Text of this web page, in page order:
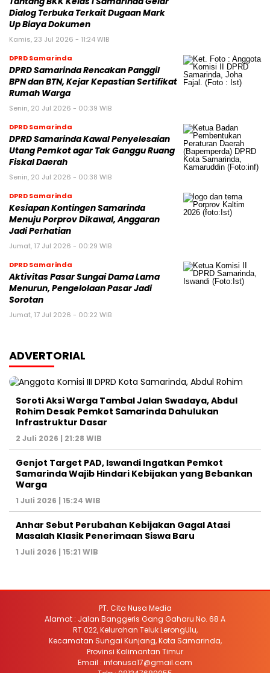
Dialog Terbuka Terkait Dugaan Mark
Up Biaya Dokumen
Kamis, 23 Jul 2026 - 11:24 WIB
DPRD Samarinda
DPRD Samarinda Rencakan Panggil
BPN dan BTN, Kejar Kepastian Sertifikat
Rumah Warga
Senin, 20 Jul 2026 - 00:39 WIB
DPRD Samarinda
DPRD Samarinda Kawal Penyelesaian
Utang Pemkot agar Tak Ganggu Ruang
Fiskal Daerah
Senin, 20 Jul 2026 - 00:38 WIB
DPRD Samarinda
Kesiapan Kontingen Samarinda
Menuju Porprov Dikawal, Anggaran
Jadi Perhatian
Jumat, 17 Jul 2026 - 00:29 WIB
DPRD Samarinda
Aktivitas Pasar Sungai Dama Lama
Menurun, Pengelolaan Pasar Jadi
Sorotan
Jumat, 17 Jul 2026 - 00:22 WIB
ADVERTORIAL
Soroti Aksi Warga Tambal Jalan Swadaya, Abdul
Rohim Desak Pemkot Samarinda Dahulukan
Infrastruktur Dasar
2 Juli 2026 | 21:28 WIB
Genjot Target PAD, Iswandi Ingatkan Pemkot
Samarinda Wajib Hindari Kebijakan yang Bebankan
Warga
1 Juli 2026 | 15:24 WIB
Anhar Sebut Perubahan Kebijakan Gagal Atasi
Masalah Klasik Penerimaan Siswa Baru
1 Juli 2026 | 15:21 WIB
PT. Cita Nusa Media
Alamat : Jalan Banggeris Gang Gaharu No. 68 A
RT.022, Kelurahan Teluk LerongUlu,
Kecamatan Sungai Kunjang, Kota Samarinda,
Provinsi Kalimantan Timur
Email : infonusa17@gmail.com